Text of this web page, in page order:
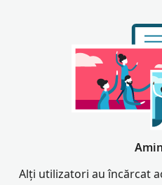
Alți utilizatori au încărcat